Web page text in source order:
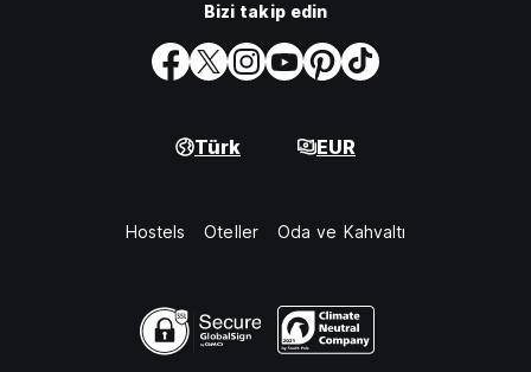
Bizi takip edin
Türk EUR
Hostels Oteller Oda ve Kahvaltı